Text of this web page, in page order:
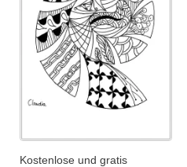
Kostenlose und gratis